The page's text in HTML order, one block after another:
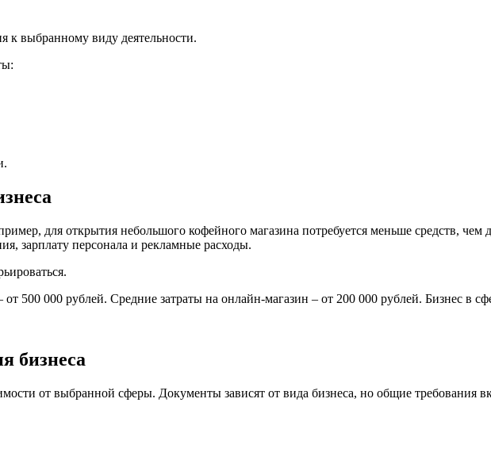
к выбранному виду деятельности.
для открытия небольшого кофейного магазина потребуется меньше средств, чем
зарплату персонала и рекламные расходы.
500 000 рублей. Средние затраты на онлайн-магазин – от 200 000 рублей. Бизнес в
бизнеса
от выбранной сферы. Документы зависят от вида бизнеса, но общие требования